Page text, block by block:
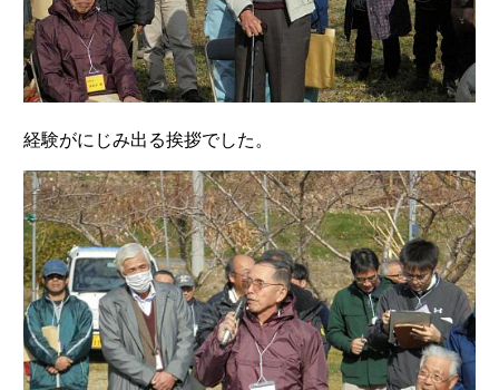
経験がにじみ出る挨拶でした。